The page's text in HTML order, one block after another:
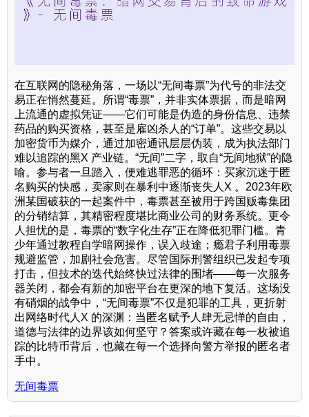
在互联网的隐秘角落，一场以“无间毒票”为代号的非法交
易正在悄然蔓延。所谓“毒票”，并非实体票据，而是暗网
上流通的虚拟凭证——它们可能是伪造的身份信息、违禁
药品的购买资格，甚至是雇凶杀人的“订单”。这些交易以
加密货币为媒介，通过加密通讯层层伪装，成为执法部门
难以追踪的黑X 产业链。“无间”二字，取自“无间地狱”的隐
喻。参与者一旦踏入，便难逃罪恶的循环：买家沉迷于匿
名购买的快感，卖家则在暴利中逐渐丧失人X 。2023年欧
洲某国破获的一起案件中，毒票甚至被用于跨国贩毒集团
的分销结算，其精密程度堪比商业公司的财务系统。更令
人担忧的是，毒票的“数字化生存”正在降低犯罪门槛。青
少年通过教程自学暗网操作，误入歧途；瘾君子利用毒票
规避监管，加剧社会危害。尽管国际刑警组织已发起专项
打击，但技术的迭代始终快过法律的围堵——每一次服务
器关闭，都会有新的加密平台在更深的地下复活。这场没
有硝烟的战争中，“无间毒票”不仅是犯罪的工具，更折射
出网络时代人X 的深渊：当匿名赋予人肆无忌惮的自由，
道德与法律的边界该如何坚守？答案或许藏在每一枚被追
踪的比特币背后，也藏在每一个选择向警方举报的匿名者
手中。
无间毒票